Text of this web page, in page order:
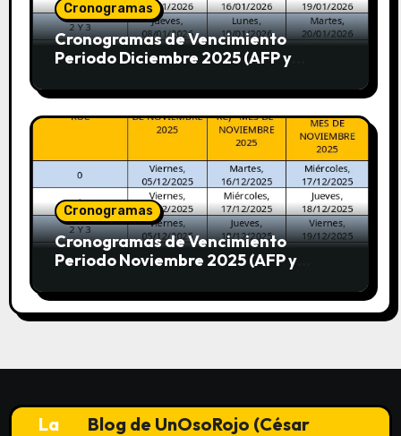
Cronogramas
Cronogramas de Vencimiento
Periodo Diciembre 2025 (AFP y
Cronogramas
Cronogramas de Vencimiento
Periodo Noviembre 2025 (AFP y
La
Blog de UnOsoRojo (César